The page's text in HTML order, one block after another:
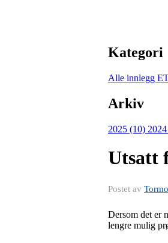
Kategori
Alle innlegg
Arkiv
2025 (10)
Utsatt
Postet av
Dersom det er
lengre mulig